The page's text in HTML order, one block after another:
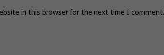
in this browser for the next time I comment.